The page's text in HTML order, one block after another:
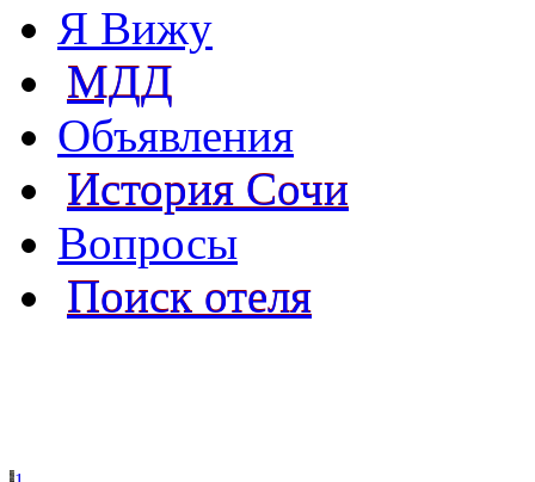
Я Вижу
МДД
Объявления
История Сочи
Вопросы
Поиск отеля